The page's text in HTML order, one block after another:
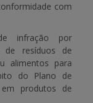
com
infração por
de resíduos de
alimentos para
do Plano de
produtos de